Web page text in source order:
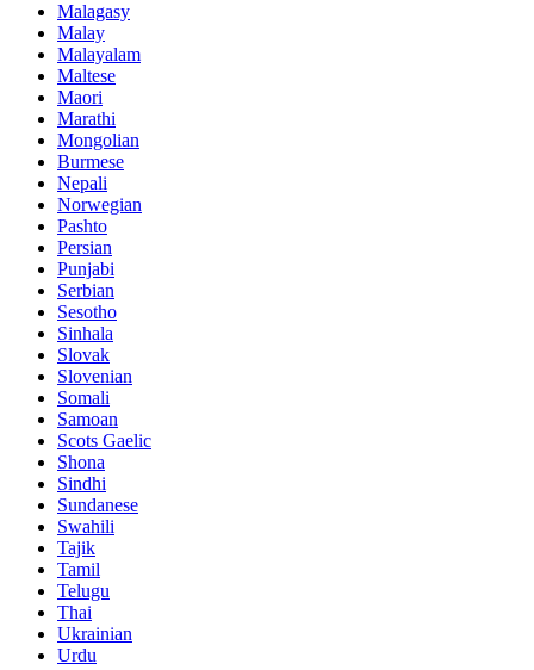
Malagasy
Malay
Malayalam
Maltese
Maori
Marathi
Mongolian
Burmese
Nepali
Norwegian
Pashto
Persian
Punjabi
Serbian
Sesotho
Sinhala
Slovak
Slovenian
Somali
Samoan
Scots Gaelic
Shona
Sindhi
Sundanese
Swahili
Tajik
Tamil
Telugu
Thai
Ukrainian
Urdu